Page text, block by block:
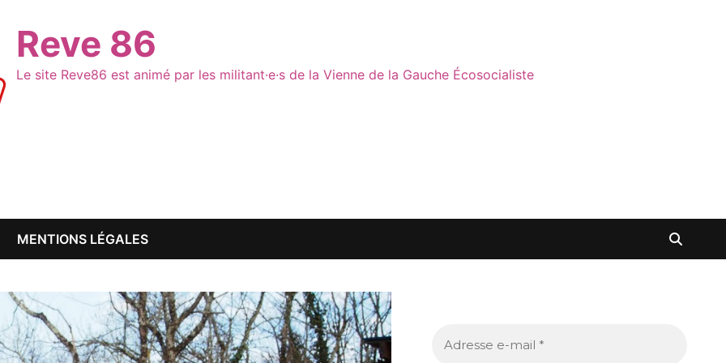
Reve 86
Le site Reve86 est animé par les militant·e·s de la Vienne de la Gauche Écosocialiste
MENTIONS LÉGALES